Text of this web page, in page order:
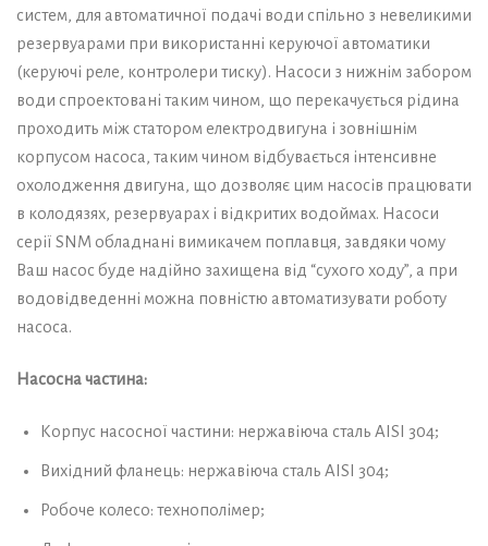
систем, для автоматичної подачі води спільно з невеликими
резервуарами при використанні керуючої автоматики
(керуючі реле, контролери тиску). Насоси з нижнім забором
води спроектовані таким чином, що перекачується рідина
проходить між статором електродвигуна і зовнішнім
корпусом насоса, таким чином відбувається інтенсивне
охолодження двигуна, що дозволяє цим насосів працювати
в колодязях, резервуарах і відкритих водоймах. Насоси
серії SNM обладнані вимикачем поплавця, завдяки чому
Ваш насос буде надійно захищена від “сухого ходу”, а при
водовідведенні можна повністю автоматизувати роботу
насоса.
Насосна частина:
Корпус насосної частини: нержавіюча сталь AISI 304;
Вихідний фланець: нержавіюча сталь AISI 304;
Робоче колесо: технополімер;